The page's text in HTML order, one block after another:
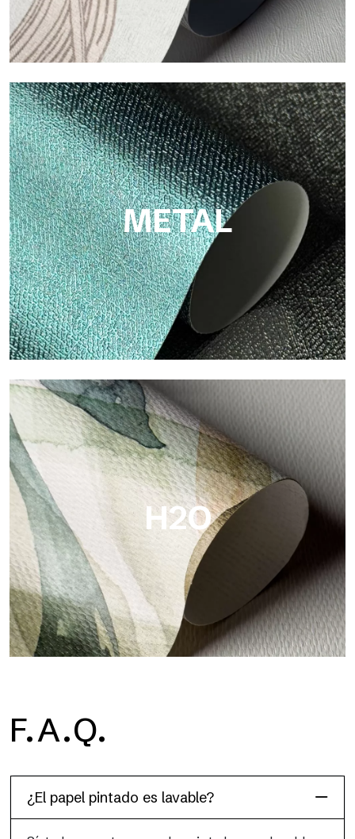
ECO
Eco de Tecnografica es el papel pintado ecológico de fibra de
celulosa: soporte sostenible, sin PVC, con colores claros y de
alta calidad.
METAL
Metal
Metal es el papel pintado metálico de Tecnografica, con
reflejos metálicos únicos que resaltan los colores oro, plata,
cobre y ricos.
H2O
H2O es el papel pintado de baño de fibra de vidrio
impermeable, ideal para cabinas de ducha y ambientes
F.A.Q.
¿El papel pintado es lavable?